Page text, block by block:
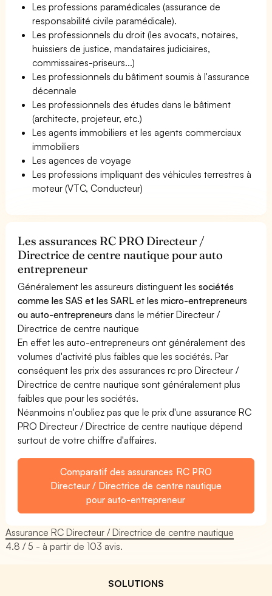
Les professions paramédicales (assurance de
responsabilité civile paramédicale).
Les professionnels du droit (les avocats, notaires,
huissiers de justice, mandataires judiciaires,
commissaires-priseurs...)
Les professionnels du bâtiment soumis à l'assurance
décennale
Les professionnels des études dans le bâtiment
(architecte, projeteur, etc.)
Les agents immobiliers et les agents commerciaux
immobiliers
Les agences de voyage
Les professions impliquant des véhicules terrestres à
moteur (VTC, Conducteur)
Les assurances RC PRO Directeur /
Directrice de centre nautique pour auto
entrepreneur
Généralement les assureurs distinguent lessociétés
comme les SAS et les SARL etles micro-entrepreneurs
ou auto-entrepreneurs dans le métier Directeur /
Directrice de centre nautique
En effet les auto-entrepreneurs ont généralement des
volumes d'activité plus faibles que les sociétés. Par
conséquent les prix des assurances rc pro Directeur /
Directrice de centre nautique sont généralement plus
faibles que pour les sociétés.
Néanmoins n'oubliez pas que le prix d'une assurance RC
PRO Directeur / Directrice de centre nautique dépend
surtout de votre chiffre d'affaires.
Comparatif des assurances RC PRO
Directeur / Directrice de centre nautique
pour auto-entrepreneur
Assurance RC Directeur / Directrice de centre nautique
4.8 / 5 - à partir de103 avis.
SOLUTIONS